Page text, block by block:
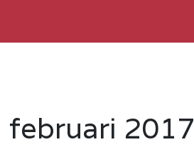
februari 2017